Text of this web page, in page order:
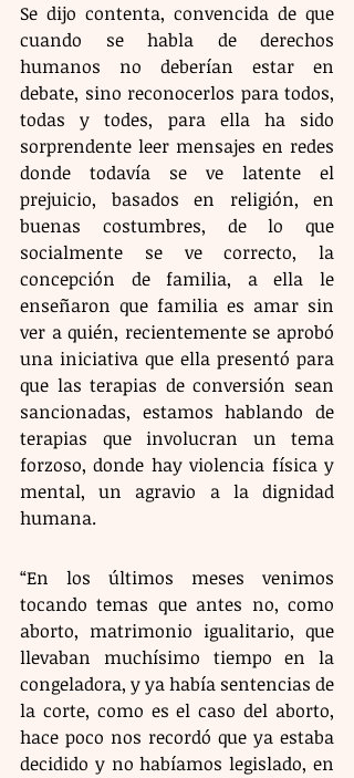
Se dijo contenta, convencida de que
cuando se habla de derechos
humanos no deberían estar en
debate, sino reconocerlos para todos,
todas y todes, para ella ha sido
sorprendente leer mensajes en redes
donde todavía se ve latente el
prejuicio, basados en religión, en
buenas costumbres, de lo que
socialmente se ve correcto, la
concepción de familia, a ella le
enseñaron que familia es amar sin
ver a quién, recientemente se aprobó
una iniciativa que ella presentó para
que las terapias de conversión sean
sancionadas, estamos hablando de
terapias que involucran un tema
forzoso, donde hay violencia física y
mental, un agravio a la dignidad
humana.
“En los últimos meses venimos
tocando temas que antes no, como
aborto, matrimonio igualitario, que
llevaban muchísimo tiempo en la
congeladora, y ya había sentencias de
la corte, como es el caso del aborto,
hace poco nos recordó que ya estaba
decidido y no habíamos legislado, en